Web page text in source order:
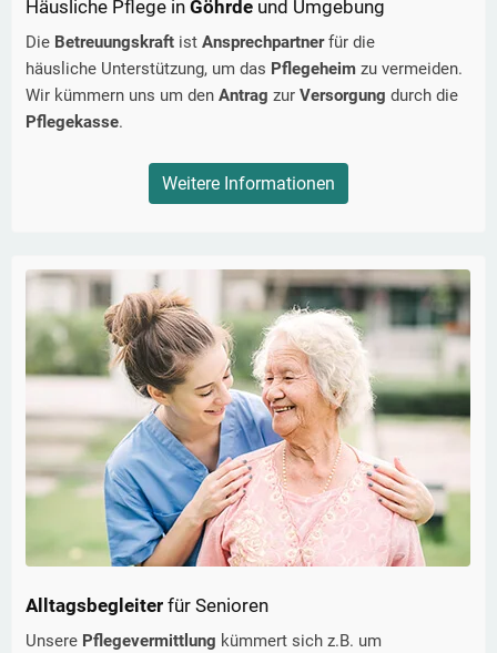
Häusliche Pflege in Göhrde und Umgebung
Die Betreuungskraft ist Ansprechpartnerfür die
häusliche Unterstützung, um das Pflegeheim zu vermeiden.
Wir kümmern uns um den Antrag zur Versorgung durch die
Pflegekasse.
Weitere Informationen
Alltagsbegleiter für Senioren
Unsere Pflegevermittlung kümmert sich z.B. um